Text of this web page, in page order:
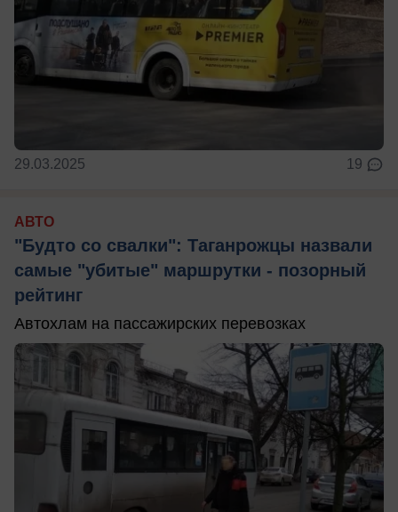
29.03.2025 19
АВТО
"Будто со свалки": Таганрожцы назвали
самые "убитые" маршрутки - позорный
рейтинг
Автохлам на пассажирских перевозках